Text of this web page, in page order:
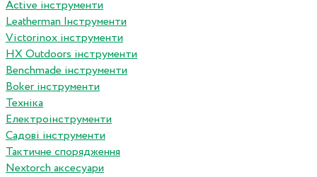
Active інструменти
Leatherman Інструменти
Victorinox інструменти
HX Outdoors інструменти
Benchmade інструменти
Boker інструменти
Техніка
Електроінструменти
Садові інструменти
Тактичне спорядження
Nextorch аксесуари